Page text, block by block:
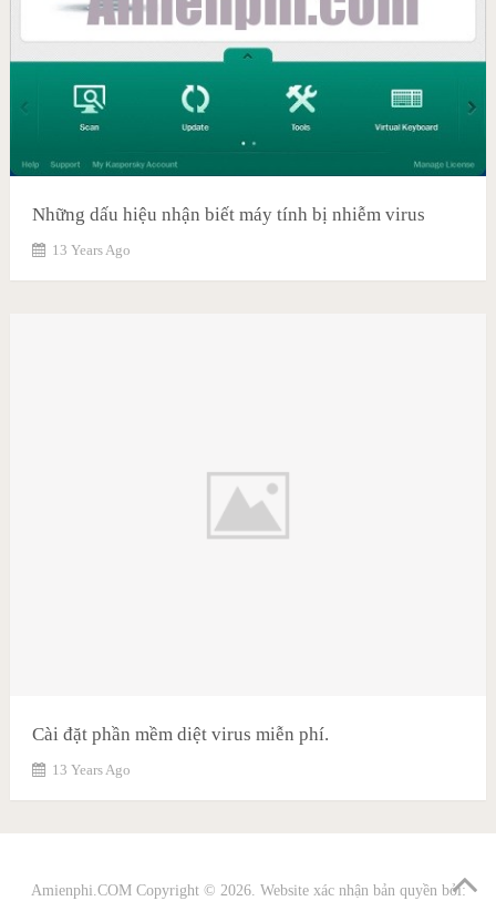
Những dấu hiệu nhận biết máy tính bị nhiễm virus
13 Years Ago
Cài đặt phần mềm diệt virus miễn phí.
13 Years Ago
Amienphi.COMCopyright © 2026. Website xác nhận bản quyền bởi: